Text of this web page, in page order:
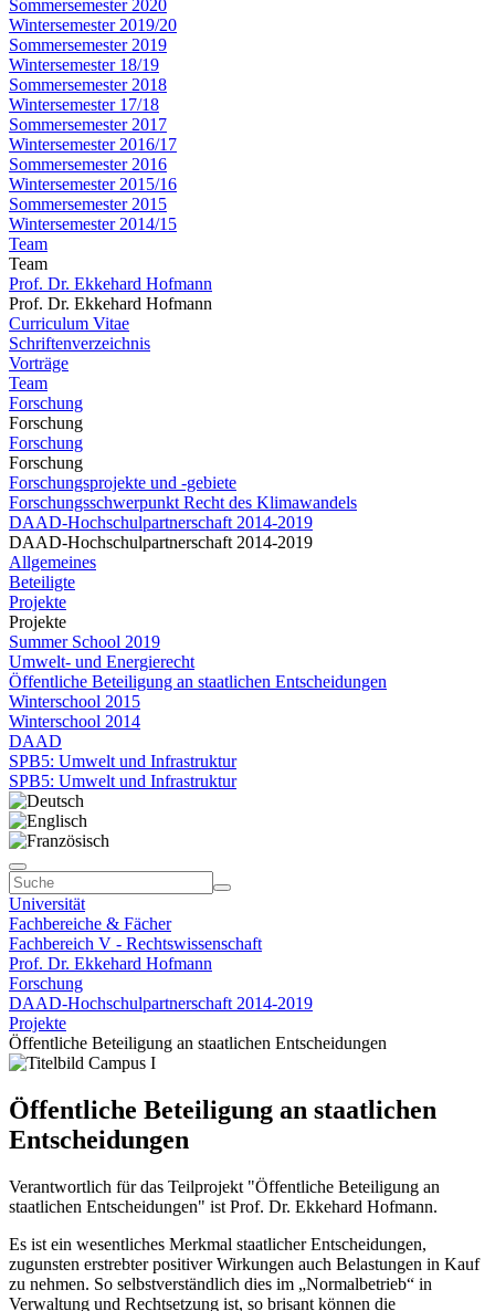
Sommersemester 2020
Wintersemester 2019/20
Sommersemester 2019
Wintersemester 18/19
Sommersemester 2018
Wintersemester 17/18
Sommersemester 2017
Wintersemester 2016/17
Sommersemester 2016
Wintersemester 2015/16
Sommersemester 2015
Wintersemester 2014/15
Team
Team
Prof. Dr. Ekkehard Hofmann
Prof. Dr. Ekkehard Hofmann
Curriculum Vitae
Schriftenverzeichnis
Vorträge
Team
Forschung
Forschung
Forschung
Forschung
Forschungsprojekte und -gebiete
Forschungsschwerpunkt Recht des Klimawandels
DAAD-Hochschulpartnerschaft 2014-2019
DAAD-Hochschulpartnerschaft 2014-2019
Allgemeines
Beteiligte
Projekte
Projekte
Summer School 2019
Umwelt- und Energierecht
Öffentliche Beteiligung an staatlichen Entscheidungen
Winterschool 2015
Winterschool 2014
DAAD
SPB5: Umwelt und Infrastruktur
SPB5: Umwelt und Infrastruktur
Universität
Fachbereiche & Fächer
Fachbereich V - Rechtswissenschaft
Prof. Dr. Ekkehard Hofmann
Forschung
DAAD-Hochschulpartnerschaft 2014-2019
Projekte
Öffentliche Beteiligung an staatlichen Entscheidungen
Öffentliche Beteiligung an staatlichen
Entscheidungen
Verantwortlich für das Teilprojekt "Öffentliche Beteiligung an
staatlichen Entscheidungen" ist Prof. Dr. Ekkehard Hofmann.
Es ist ein wesentliches Merkmal staatlicher Entscheidungen,
zugunsten erstrebter positiver Wirkungen auch Belastungen in Kauf
zu nehmen. So selbstverständlich dies im „Normalbetrieb“ in
Verwaltung und Rechtsetzung ist, so brisant können die